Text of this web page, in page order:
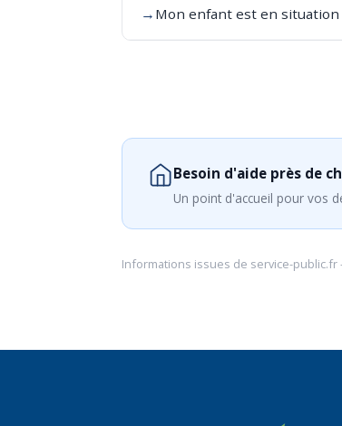
→ Mon enfant est en situation
Besoin d'aide près de
Un point d'accueil pour vos
Informations issues de service-public.fr